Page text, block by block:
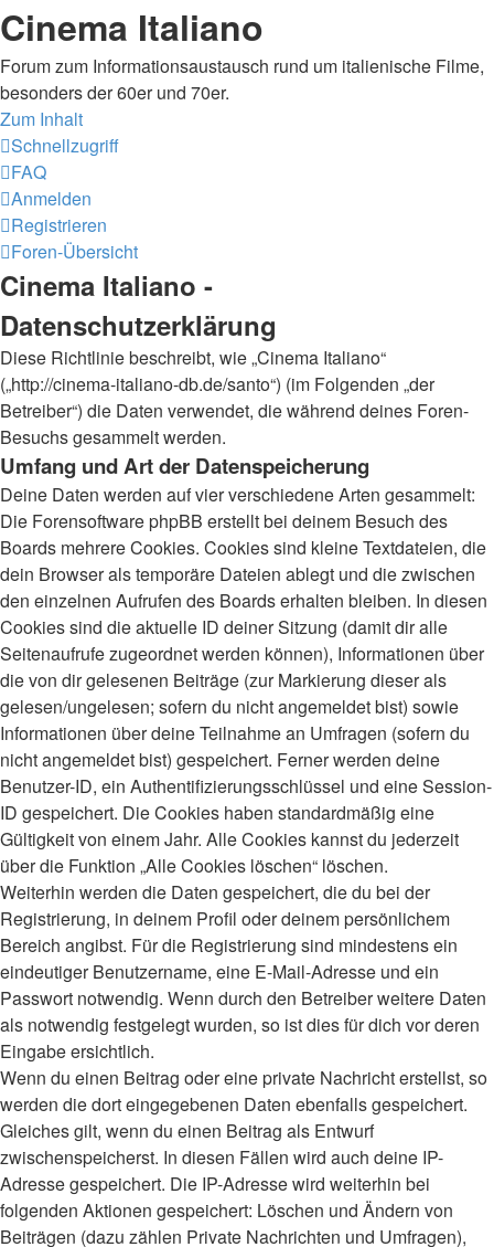
Cinema Italiano
Forum zum Informationsaustausch rund um italienische Filme,
besonders der 60er und 70er.
Zum Inhalt
Schnellzugriff
FAQ
Anmelden
Registrieren
Foren-Übersicht
Cinema Italiano -
Datenschutzerklärung
Diese Richtlinie beschreibt, wie „Cinema Italiano“
(„http://cinema-italiano-db.de/santo“) (im Folgenden „der
Betreiber“) die Daten verwendet, die während deines Foren-
Besuchs gesammelt werden.
Umfang und Art der Datenspeicherung
Deine Daten werden auf vier verschiedene Arten gesammelt:
Die Forensoftware phpBB erstellt bei deinem Besuch des
Boards mehrere Cookies. Cookies sind kleine Textdateien, die
dein Browser als temporäre Dateien ablegt und die zwischen
den einzelnen Aufrufen des Boards erhalten bleiben. In diesen
Cookies sind die aktuelle ID deiner Sitzung (damit dir alle
Seitenaufrufe zugeordnet werden können), Informationen über
die von dir gelesenen Beiträge (zur Markierung dieser als
gelesen/ungelesen; sofern du nicht angemeldet bist) sowie
Informationen über deine Teilnahme an Umfragen (sofern du
nicht angemeldet bist) gespeichert. Ferner werden deine
Benutzer-ID, ein Authentifizierungsschlüssel und eine Session-
ID gespeichert. Die Cookies haben standardmäßig eine
Gültigkeit von einem Jahr. Alle Cookies kannst du jederzeit
über die Funktion „Alle Cookies löschen“ löschen.
Weiterhin werden die Daten gespeichert, die du bei der
Registrierung, in deinem Profil oder deinem persönlichem
Bereich angibst. Für die Registrierung sind mindestens ein
eindeutiger Benutzername, eine E-Mail-Adresse und ein
Passwort notwendig. Wenn durch den Betreiber weitere Daten
als notwendig festgelegt wurden, so ist dies für dich vor deren
Eingabe ersichtlich.
Wenn du einen Beitrag oder eine private Nachricht erstellst, so
werden die dort eingegebenen Daten ebenfalls gespeichert.
Gleiches gilt, wenn du einen Beitrag als Entwurf
zwischenspeicherst. In diesen Fällen wird auch deine IP-
Adresse gespeichert. Die IP-Adresse wird weiterhin bei
folgenden Aktionen gespeichert: Löschen und Ändern von
Beiträgen (dazu zählen Private Nachrichten und Umfragen),